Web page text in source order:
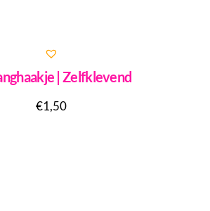
| Zelfklevend
€1,50